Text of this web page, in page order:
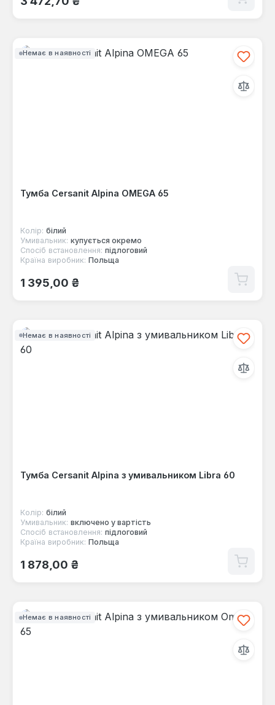
Немає в наявності
Тумба Cersanit Alpina OMEGA 65
Колір: білий
Умивальник: купується окремо
Спосіб встановлення: підлоговий
Країна виробник: Польща
Звичайна ціна:
1 395,00 ₴
Немає в наявності
Тумба Cersanit Alpina з умивальником Libra 60
Колір: білий
Умивальник: включено у вартість
Спосіб встановлення: підлоговий
Країна виробник: Польща
Звичайна ціна:
1 878,00 ₴
Немає в наявності